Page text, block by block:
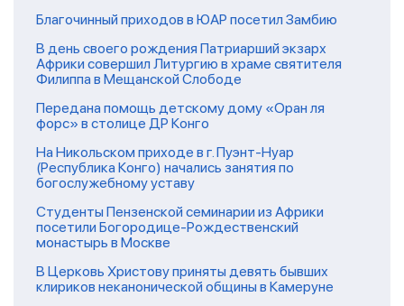
Благочинный приходов в ЮАР посетил Замбию
В день своего рождения Патриарший экзарх
Африки совершил Литургию в храме святителя
Филиппа в Мещанской Слободе
Передана помощь детскому дому «Оран ля
форс» в столице ДР Конго
На Никольском приходе в г. Пуэнт-Нуар
(Республика Конго) начались занятия по
богослужебному уставу
Студенты Пензенской семинарии из Африки
посетили Богородице-Рождественский
монастырь в Москве
В Церковь Христову приняты девять бывших
клириков неканонической общины в Камеруне